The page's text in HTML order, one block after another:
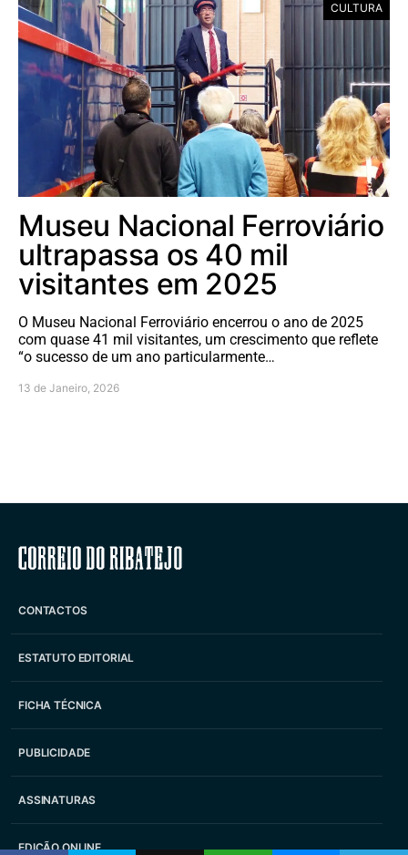
CULTURA
Museu Nacional Ferroviário
ultrapassa os 40 mil
visitantes em 2025
O Museu Nacional Ferroviário encerrou o ano de 2025
com quase 41 mil visitantes, um crescimento que reflete
“o sucesso de um ano particularmente…
13 de Janeiro, 2026
Correio do Ribatejo
CONTACTOS
ESTATUTO EDITORIAL
FICHA TÉCNICA
PUBLICIDADE
ASSINATURAS
EDIÇÃO ONLINE